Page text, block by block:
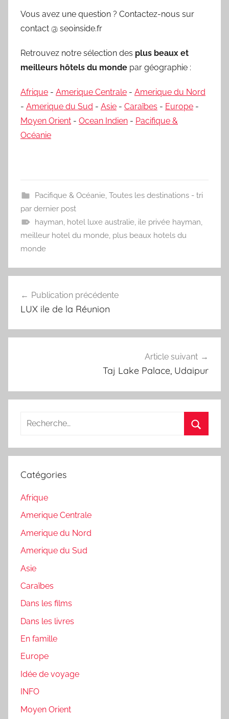
Vous avez une question ? Contactez-nous sur
contact @ seoinside.fr
Retrouvez notre sélection des plus beaux et
meilleurs hôtels du monde par géographie :
Afrique - Amerique Centrale - Amerique du Nord
- Amerique du Sud - Asie - Caraïbes - Europe -
Moyen Orient - Ocean Indien - Pacifique &
Océanie
Pacifique & Océanie, Toutes les destinations - tri
par dernier post
hayman, hotel luxe australie, ile privée hayman,
meilleur hotel du monde, plus beaux hotels du
monde
de
Publication précédente
LUX ile de la Réunion
Article suivant
Taj Lake Palace, Udaipur
Recherche
:
Catégories
Afrique
Amerique Centrale
Amerique du Nord
Amerique du Sud
Asie
Caraïbes
Dans les films
Dans les livres
En famille
Europe
Idée de voyage
INFO
Moyen Orient